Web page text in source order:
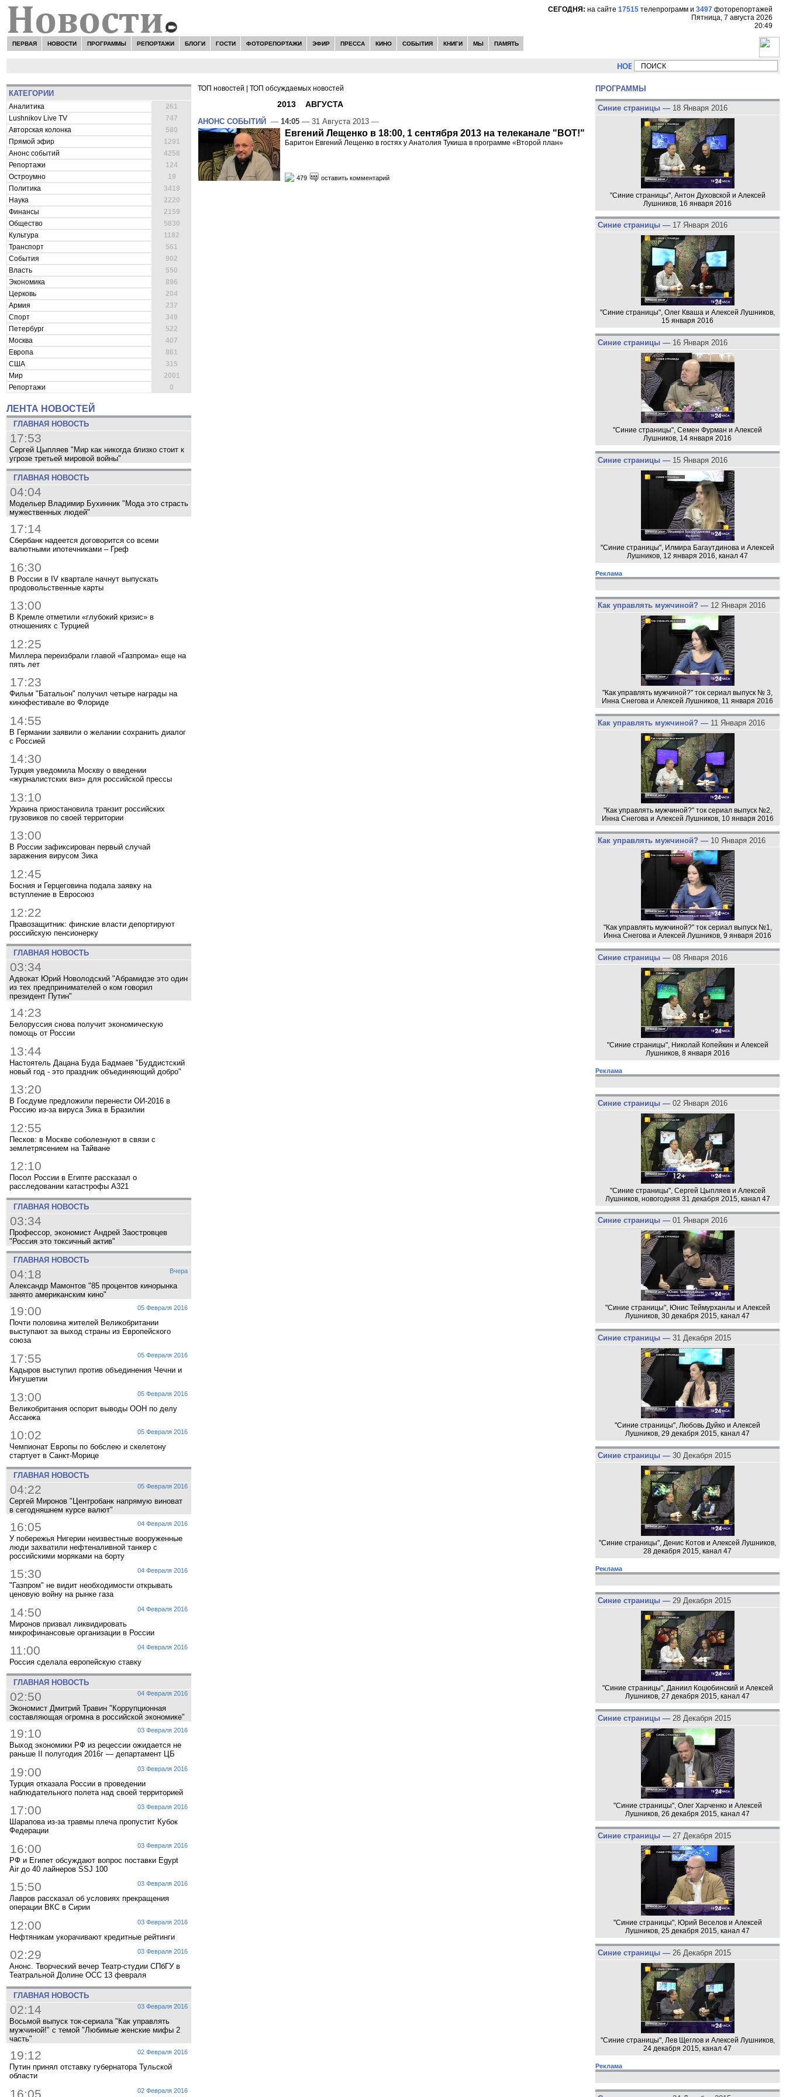
СЕГОДНЯ: на сайте 17515 телепрограмм и 3497 фоторепортажей
Пятница, 7 августа 2026
20:49
ПЕРВАЯ НОВОСТИ ПРОГРАММЫ РЕПОРТАЖИ БЛОГИ ГОСТИ ФОТОРЕПОРТАЖИ ЭФИР ПРЕССА КИНО СОБЫТИЯ КНИГИ МЫ ПАМЯТЬ
НОВОСТИ: Сергей Цыпляев "Мир как никогда
КАТЕГОРИИ
Аналитика
261
Lushnikov Live TV
747
Авторская колонка
580
Прямой эфир
1291
Анонс событий
4258
Репортажи
124
Остроумно
19
Политика
3419
Наука
2220
Финансы
2159
Общество
5830
Культура
1182
Транспорт
561
События
902
Власть
550
Экономика
896
Церковь
204
Армия
237
Спорт
349
Петербург
522
Москва
407
Европа
861
США
315
Мир
2001
Репортажи
0
ЛЕНТА НОВОСТЕЙ
ГЛАВНАЯ НОВОСТЬ
17:53
Сергей Цыпляев "Мир как никогда близко стоит к
угрозе третьей мировой войны"
ГЛАВНАЯ НОВОСТЬ
04:04
Модельер Владимир Бухинник "Мода это страсть
мужественных людей"
17:14
Сбербанк надеется договорится со всеми
валютными ипотечниками – Греф
16:30
В России в IV квартале начнут выпускать
продовольственные карты
13:00
В Кремле отметили «глубокий кризис» в
отношениях с Турцией
12:25
Миллера переизбрали главой «Газпрома» еще на
пять лет
17:23
Фильм "Батальон" получил четыре награды на
кинофестивале во Флориде
14:55
В Германии заявили о желании сохранить диалог
с Россией
14:30
Турция уведомила Москву о введении
«журналистских виз» для российской прессы
13:10
Украина приостановила транзит российских
грузовиков по своей территории
13:00
В России зафиксирован первый случай
заражения вирусом Зика
12:45
Босния и Герцеговина подала заявку на
вступление в Евросоюз
12:22
Правозащитник: финские власти депортируют
российскую пенсионерку
ГЛАВНАЯ НОВОСТЬ
03:34
Адвокат Юрий Новолодский "Абрамидзе это один
из тех предпринимателей о ком говорил
президент Путин"
14:23
Белоруссия снова получит экономическую
помощь от России
13:44
Настоятель Дацана Буда Бадмаев "Буддистский
новый год - это праздник объединяющий добро"
13:20
В Госдуме предложили перенести ОИ-2016 в
Россию из-за вируса Зика в Бразилии
12:55
Песков: в Москве соболезнуют в связи с
землетрясением на Тайване
12:10
Посол России в Египте рассказал о
расследовании катастрофы A321
ГЛАВНАЯ НОВОСТЬ
03:34
Профессор, экономист Андрей Заостровцев
"Россия это токсичный актив"
ГЛАВНАЯ НОВОСТЬ
Вчера
04:18
Александр Мамонтов "85 процентов кинорынка
занято американским кино"
05 Февраля 2016
19:00
Почти половина жителей Великобритании
выступают за выход страны из Европейского
союза
05 Февраля 2016
17:55
Кадыров выступил против объединения Чечни и
Ингушетии
05 Февраля 2016
13:00
Великобритания оспорит выводы ООН по делу
Ассанжа
05 Февраля 2016
10:02
Чемпионат Европы по бобслею и скелетону
стартует в Санкт-Морице
ГЛАВНАЯ НОВОСТЬ
05 Февраля 2016
04:22
Сергей Миронов "Центробанк напрямую виноват
в сегодняшнем курсе валют"
04 Февраля 2016
16:05
У побережья Нигерии неизвестные вооруженные
люди захватили нефтеналивной танкер с
российскими моряками на борту
04 Февраля 2016
15:30
"Газпром" не видит необходимости открывать
ценовую войну на рынке газа
04 Февраля 2016
14:50
Миронов призвал ликвидировать
микрофинансовые организации в России
04 Февраля 2016
11:00
Россия сделала европейскую ставку
ГЛАВНАЯ НОВОСТЬ
04 Февраля 2016
02:50
Экономист Дмитрий Травин "Коррупционная
составляющая огромна в российской экономике"
03 Февраля 2016
19:10
Выход экономики РФ из рецессии ожидается не
раньше II полугодия 2016г — департамент ЦБ
03 Февраля 2016
19:00
Турция отказала России в проведении
наблюдательного полета над своей территорией
03 Февраля 2016
17:00
Шарапова из-за травмы плеча пропустит Кубок
Федерации
03 Февраля 2016
16:00
РФ и Египет обсуждают вопрос поставки Egypt
Air до 40 лайнеров SSJ 100
03 Февраля 2016
15:50
Лавров рассказал об условиях прекращения
операции ВКС в Сирии
03 Февраля 2016
12:00
Нефтяникам укорачивают кредитные рейтинги
03 Февраля 2016
02:29
Анонс. Творческий вечер Театр-студии СПбГУ в
Театральной Долине ОСС 13 февраля
ГЛАВНАЯ НОВОСТЬ
03 Февраля 2016
02:14
Восьмой выпуск ток-сериала "Как управлять
мужчиной!" с темой "Любимые женские мифы 2
часть"
02 Февраля 2016
19:12
Путин принял отставку губернатора Тульской
области
02 Февраля 2016
16:05
ТОП новостей ТОП обсуждаемых новостей
2013 АВГУСТА
АНОНС СОБЫТИЙ — 14:05 — 31 Августа 2013 —
Евгений Лещенко в 18:00, 1 сентября 2013 на телеканале "ВОТ!"
Баритон Евгений Лещенко в гостях у Анатолия Тукиша в программе «Второй план»
479 оставить комментарий
ПРОГРАММЫ
Синие страницы — 18 Января 2016
"Синие страницы", Антон Духовской и Алексей
Лушников, 16 января 2016
Синие страницы — 17 Января 2016
"Синие страницы", Олег Кваша и Алексей Лушников,
15 января 2016
Синие страницы — 16 Января 2016
"Синие страницы", Семен Фурман и Алексей
Лушников, 14 января 2016
Синие страницы — 15 Января 2016
"Синие страницы", Илмира Багаутдинова и Алексей
Лушников, 12 января 2016, канал 47
Реклама
Как управлять мужчиной? — 12 Января 2016
"Как управлять мужчиной?" ток сериал выпуск № 3,
Инна Снегова и Алексей Лушников, 11 января 2016
Как управлять мужчиной? — 11 Января 2016
"Как управлять мужчиной?" ток сериал выпуск №2,
Инна Снегова и Алексей Лушников, 10 января 2016
Как управлять мужчиной? — 10 Января 2016
"Как управлять мужчиной?" ток сериал выпуск №1,
Инна Снегова и Алексей Лушников, 9 января 2016
Синие страницы — 08 Января 2016
"Синие страницы", Николай Копейкин и Алексей
Лушников, 8 января 2016
Реклама
Синие страницы — 02 Января 2016
"Синие страницы", Сергей Цыпляев и Алексей
Лушников, новогодняя 31 декабря 2015, канал 47
Синие страницы — 01 Января 2016
"Синие страницы", Юнис Теймурханлы и Алексей
Лушников, 30 декабря 2015, канал 47
Синие страницы — 31 Декабря 2015
"Синие страницы", Любовь Дуйко и Алексей
Лушников, 29 декабря 2015, канал 47
Синие страницы — 30 Декабря 2015
"Синие страницы", Денис Котов и Алексей Лушников,
28 декабря 2015, канал 47
Реклама
Синие страницы — 29 Декабря 2015
"Синие страницы", Даниил Коцюбинский и Алексей
Лушников, 27 декабря 2015, канал 47
Синие страницы — 28 Декабря 2015
"Синие страницы", Олег Харченко и Алексей
Лушников, 26 декабря 2015, канал 47
Синие страницы — 27 Декабря 2015
"Синие страницы", Юрий Веселов и Алексей
Лушников, 25 декабря 2015, канал 47
Синие страницы — 26 Декабря 2015
"Синие страницы", Лев Щеглов и Алексей Лушников,
24 декабря 2015, канал 47
Реклама